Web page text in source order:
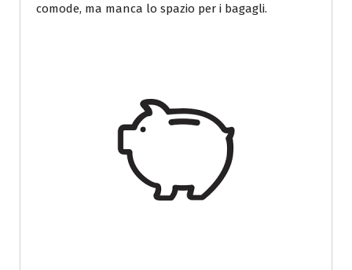
comode, ma manca lo spazio per i bagagli.